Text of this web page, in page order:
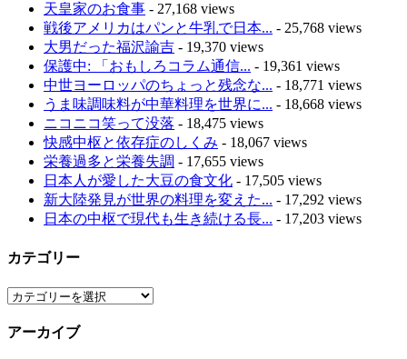
天皇家のお食事 - 27,168 views
戦後アメリカはパンと牛乳で日本... - 25,768 views
大男だった福沢諭吉 - 19,370 views
保護中: 「おもしろコラム通信... - 19,361 views
中世ヨーロッパのちょっと残念な... - 18,771 views
うま味調味料が中華料理を世界に... - 18,668 views
ニコニコ笑って没落 - 18,475 views
快感中枢と依存症のしくみ - 18,067 views
栄養過多と栄養失調 - 17,655 views
日本人が愛した大豆の食文化 - 17,505 views
新大陸発見が世界の料理を変えた... - 17,292 views
日本の中枢で現代も生き続ける長... - 17,203 views
カテゴリー
カ
ゴ
アーカイブ